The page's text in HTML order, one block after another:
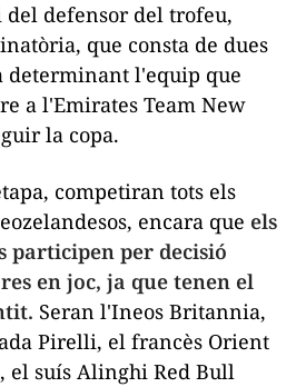
del defensor del trofeu,
que consta de dues
determinant l'equip que
a l'Emirates Team New
la copa.
competiran tots els
encara que els
participen per decisió
en joc, ja que tenen el
Seran l'Ineos Britannia,
Pirelli, el francès Orient
el suís Alinghi Red Bull